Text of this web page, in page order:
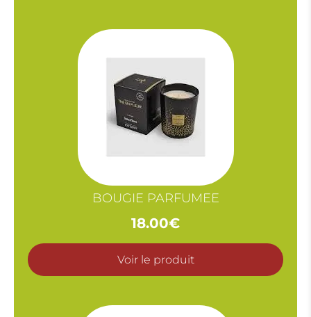
BOUGIE PARFUMEE
18.00€
Voir le produit